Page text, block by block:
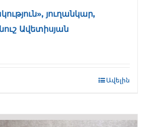
յուղանկար,
Ավետիսյան
Ավելին